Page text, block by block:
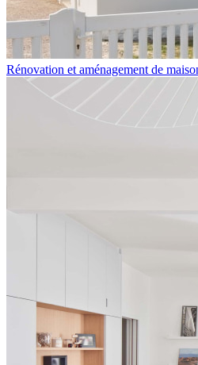
Rénovation et aménagement de